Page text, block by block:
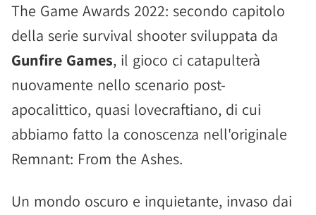
The Game Awards 2022: secondo capitolo
della serie survival shooter sviluppata da
Gunfire Games, il gioco ci catapulterà
nuovamente nello scenario post-
apocalittico, quasi lovecraftiano, di cui
abbiamo fatto la conoscenza nell'originale
Remnant: From the Ashes.
Un mondo oscuro e inquietante, invaso dai